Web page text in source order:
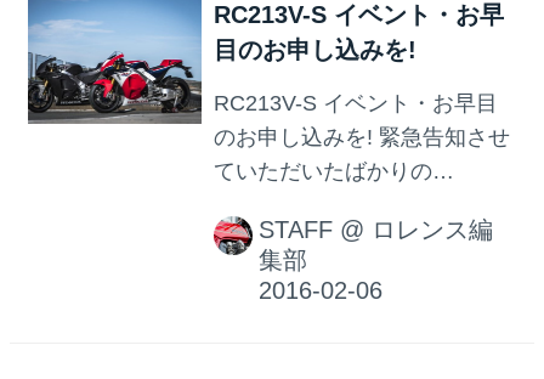
想を超える申し込みをいただ
きましたので 会場と進行の都
合上、ここで締め切りをもう
けさせていただきます。 本日
深夜0時、つまり2/9(火曜)午前
め切らせていただきます。 で
も、ツーショット撮影会こそ
締め切っちゃいますが 見学だ
RC213V-S イベント・お早
目のお申し込みを!
RC213V-S イベント・お早目
のお申し込みを! 緊急告知させ
ていただいたばかりの
様で続々と参加表明をいただ
いております! 誠にありがとう
STAFF @ ロレンス編
集部